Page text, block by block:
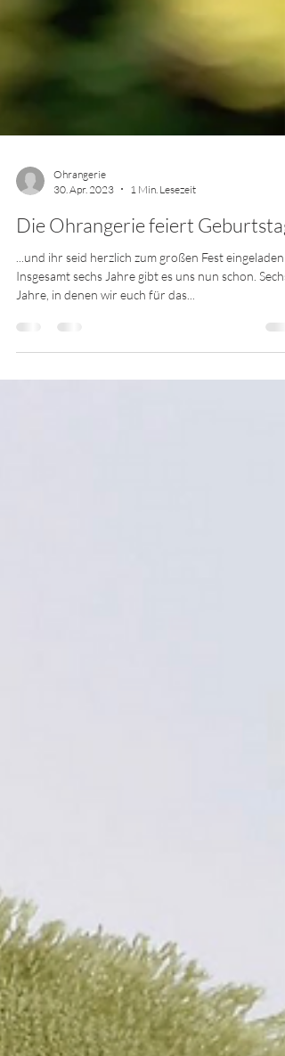
Ohrangerie
30. Apr. 2023
1 Min. Lesezeit
Die Ohrangerie feiert Geburtstag
...und ihr seid herzlich zum großen Fest eingeladen!